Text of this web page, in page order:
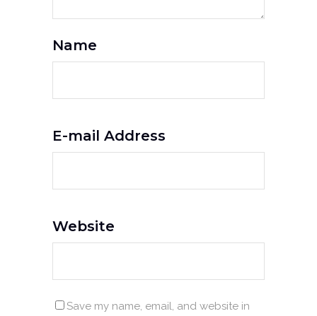
Name
E-mail Address
Website
Save my name, email, and website in